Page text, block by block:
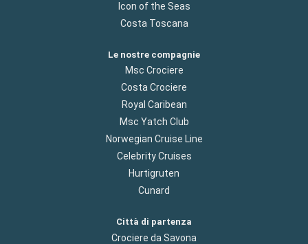
Icon of the Seas
Costa Toscana
Le nostre compagnie
Msc Crociere
Costa Crociere
Royal Caribean
Msc Yatch Club
Norwegian Cruise Line
Celebrity Cruises
Hurtigruten
Cunard
Città di partenza
Crociere da Savona